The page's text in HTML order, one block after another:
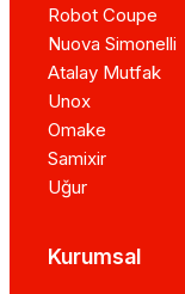
Robot Coupe
Nuova Simonelli
Atalay Mutfak
Unox
Omake
Samixir
Uğur
Kurumsal